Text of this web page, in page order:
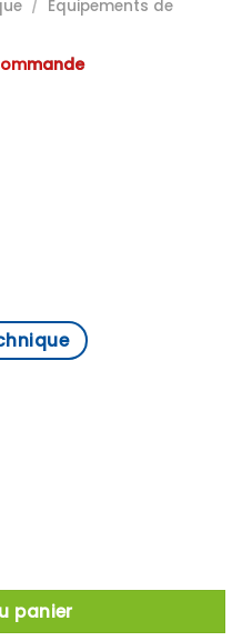
/ Equipements de
panier